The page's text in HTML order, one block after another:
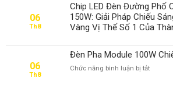
06
Th8
Chip LED Đèn Đường Phố
150W: Giải Pháp Chiếu
Vàng Vị Thế Số 1 Của
06
Th8
Đèn Pha Module 100W
Chức năng bình luận bị tắtở